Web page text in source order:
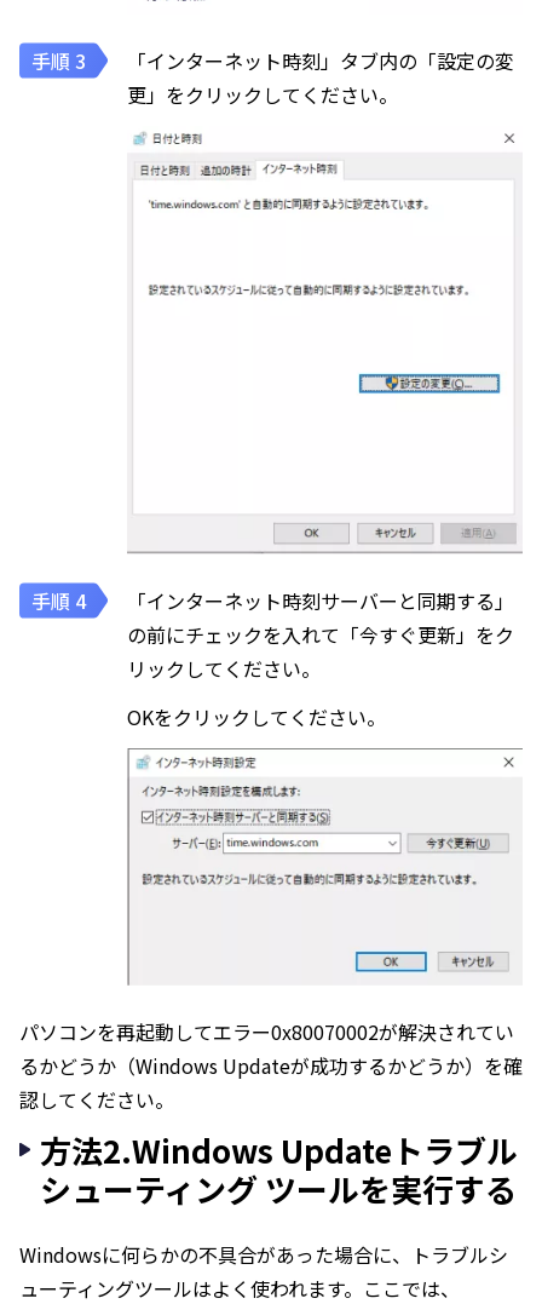
「インターネット時刻」タブ内の「設定の変
更」をクリックしてください。
「インターネット時刻サーバーと同期する」
の前にチェックを入れて「今すぐ更新」をク
リックしてください。
OKをクリックしてください。
パソコンを再起動してエラー0x80070002が解決されてい
るかどうか（Windows Updateが成功するかどうか）を確
認してください。
方法2.Windows Updateトラブル
シューティング ツールを実行する
Windowsに何らかの不具合があった場合に、トラブルシ
ューティングツールはよく使われます。ここでは、